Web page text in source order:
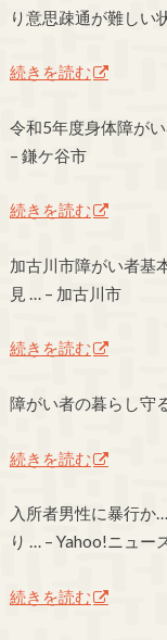
り意思疎通が難しい
続きを読む
令和5年度身体障が
– 鎌ケ谷市
続きを読む
加古川市障がい者基
見 … – 加古川市
続きを読む
障がい者の暮らし守
続きを読む
入所者男性に暴行か
り … – Yahoo!ニュー
続きを読む